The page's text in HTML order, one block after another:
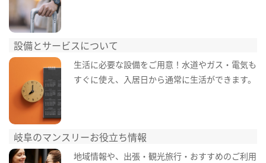
設備とサービスについて
生活に必要な設備をご用意！水道やガス・電気も
すぐに使え、入居日から通常に生活ができます。
岐阜のマンスリーお役立ち情報
地域情報や、出張・観光旅行・おすすめのご利用